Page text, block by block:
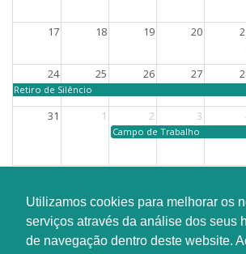
Utilizamos cookies para melhorar os
serviços através da análise dos seus
de navegação dentro deste website.
17 18 19 20
24 25 26 27
Retiro de Silêncio
31 1 2 3
Campo de Trabalho